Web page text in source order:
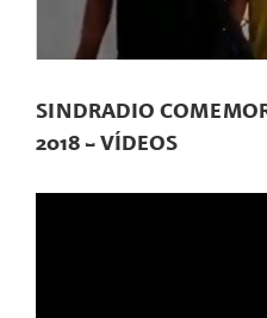
SINDRADIO
2018 – VÍDEOS